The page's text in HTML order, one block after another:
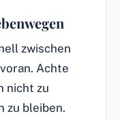
zwischen
Achte
nicht zu
zu bleiben.